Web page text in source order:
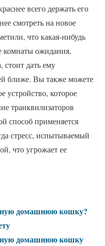
всего держать его
смотреть на новое
что какая-нибудь
комнаты ожидания,
стоит дать ему
ближе. Вы также можете
устройство, которое
транквилизаторов
способ применяется
стресс, испытываемый
что угрожает ее
домашнюю кошку?
домашнюю кошку